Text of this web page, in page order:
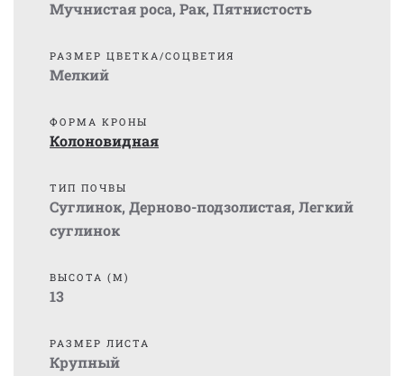
Мучнистая роса, Рак, Пятнистость
РАЗМЕР ЦВЕТКА/СОЦВЕТИЯ
Мелкий
ФОРМА КРОНЫ
Колоновидная
ТИП ПОЧВЫ
Суглинок, Дерново-подзолистая, Легкий
суглинок
ВЫСОТА (М)
13
РАЗМЕР ЛИСТА
Крупный